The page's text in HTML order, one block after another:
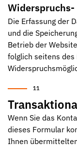
Die Erfassung der
und die
Betrieb der
folglich seitens des
Wenn Sie das
dieses Formular
Ihnen